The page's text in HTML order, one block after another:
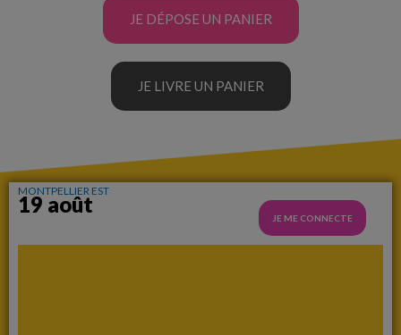
JE DÉPOSE UN PANIER
JE LIVRE UN PANIER
MONTPELLIER EST
19 août
JE ME CONNECTE